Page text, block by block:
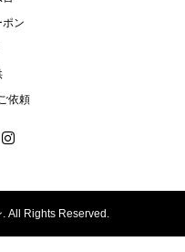
ン
依頼
All Rights Reserved.